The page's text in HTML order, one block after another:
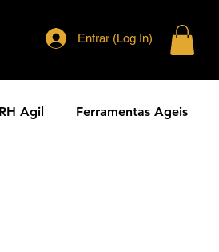
Entrar (Log In)
RH Agil Ferramentas Ageis